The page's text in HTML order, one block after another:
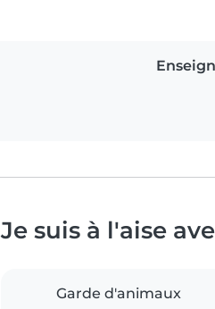
Je suis à l'aise
Garde d'animaux